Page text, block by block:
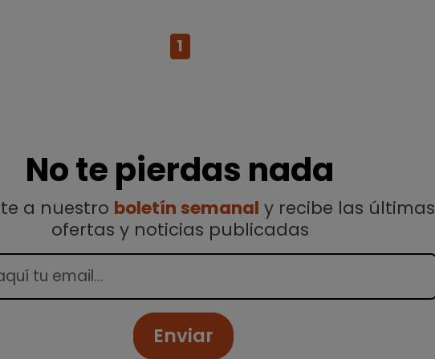
1
No te pierdas nada
a nuestro boletín semanal y recibe las últimas
ofertas y noticias publicadas
Enviar